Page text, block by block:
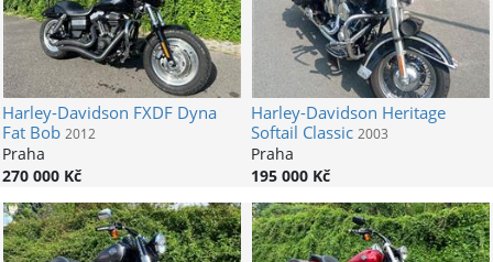
Harley-Davidson FXDF Dyna
Fat Bob 2012
Praha
270 000 Kč
Harley-Davidson Heritage
Softail Classic 2003
Praha
195 000 Kč